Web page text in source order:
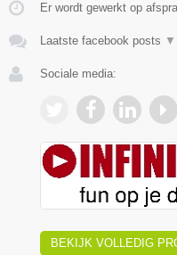
Er wordt gewerkt op
Laatste facebook posts ▼
Sociale media:
BEKIJK VOLLEDIG